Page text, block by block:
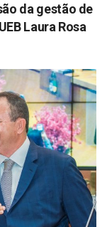
da gestão de
Laura Rosa